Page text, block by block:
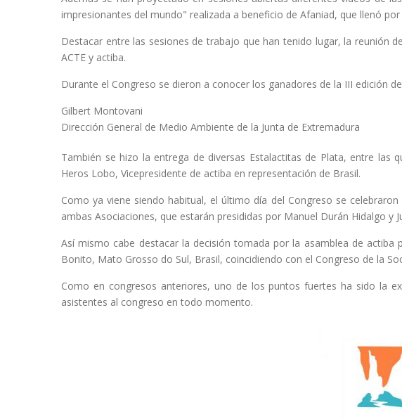
impresionantes del mundo" realizada a beneficio de Afaniad, que llenó
Destacar entre las sesiones de trabajo que han tenido lugar, la reunión
ACTE y actiba.
Durante el Congreso se dieron a conocer los ganadores de la III edición
Gilbert Montovani
Dirección General de Medio Ambiente de la Junta de Extremadura
También se hizo la entrega de diversas Estalactitas de Plata, entre las
Heros Lobo, Vicepresidente de actiba en representación de Brasil.
Como ya viene siendo habitual, el último día del Congreso se
ambas Asociaciones, que estarán presididas por Manuel Durán Hidalgo y
Así mismo cabe destacar la decisión tomada por la asamblea de
Bonito, Mato Grosso do Sul, Brasil, coincidiendo con el Congreso de la
Como en congresos anteriores, uno de los puntos fuertes ha sido la
asistentes al congreso en todo momento.